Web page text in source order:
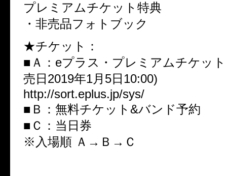
プレミアムチケット特典
・非売品フォトブック
★チケット：
■Ａ：eプラス・プレミアムチケッ
売日2019年1月5日10:00)
http://sort.eplus.jp/sys/
■Ｂ：無料チケット&バンド予約
■Ｃ：当日券
※入場順 Ａ→Ｂ→Ｃ